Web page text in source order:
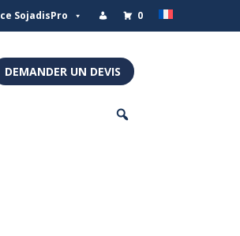
SojadisPro 0
DEMANDER UN DEVIS